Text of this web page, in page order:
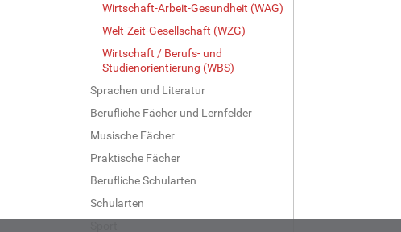
Wirtschaft-Arbeit-Gesundheit (WAG)
Welt-Zeit-Gesellschaft (WZG)
Wirtschaft / Berufs- und
Studienorientierung (WBS)
Sprachen und Literatur
Berufliche Fächer und Lernfelder
Musische Fächer
Praktische Fächer
Berufliche Schularten
Schularten